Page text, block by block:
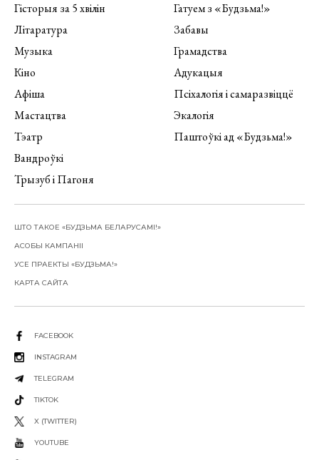
Гісторыя за 5 хвілін
Літаратура
Музыка
Кіно
Афіша
Мастацтва
Тэатр
Вандроўкі
Трызуб і Пагоня
Гатуем з «Будзьма!»
Забавы
Грамадства
Адукацыя
Псіхалогія і самаразвіццё
Экалогія
Паштоўкі ад «Будзьма!»
ШТО ТАКОЕ «БУДЗЬМА БЕЛАРУСАМІ!»
АСОБЫ КАМПАНІІ
УСЕ ПРАЕКТЫ «БУДЗЬМА!»
КАРТА САЙТА
FACEBOOK
INSTAGRAM
TELEGRAM
TIKTOK
X (TWITTER)
YOUTUBE